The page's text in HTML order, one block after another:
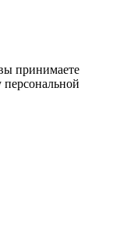
принимаете
персональной